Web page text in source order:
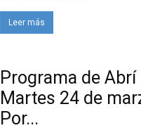
Leer más
Programa de
Martes 24 de
Por...